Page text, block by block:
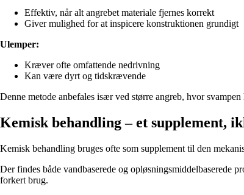
Effektiv, når alt angrebet materiale fjernes korrekt
Giver mulighed for at inspicere konstruktionen grundigt
Ulemper:
Kræver ofte omfattende nedrivning
Kan være dyrt og tidskrævende
Denne metode anbefales især ved større angreb, hvor
Kemisk behandling – et supplement,
Kemisk behandling bruges ofte som supplement til den
Der findes både vandbaserede og opløsningsmiddelbaserede
forkert brug.